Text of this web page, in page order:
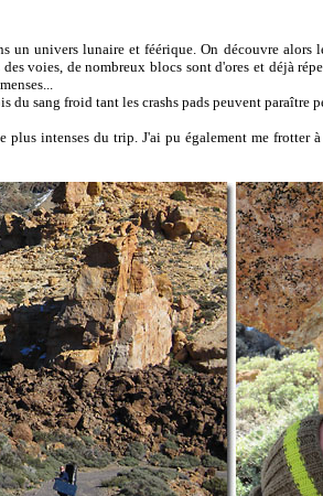
un univers lunaire et féérique. On découvre alors
voies, de nombreux blocs sont d'ores et déjà
du sang froid tant les crashs pads peuvent paraître
plus intenses du trip. J'ai pu également me frotter